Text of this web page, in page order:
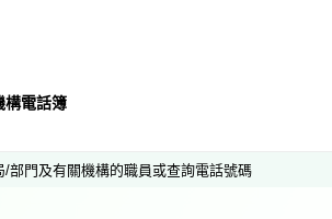
構電話簿
部門及有關機構的職員或查詢電話號碼